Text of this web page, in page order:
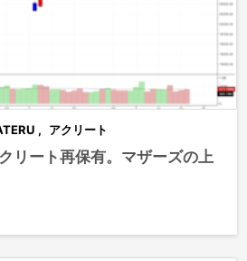
, アクリート
リート再保有。マザーズの上